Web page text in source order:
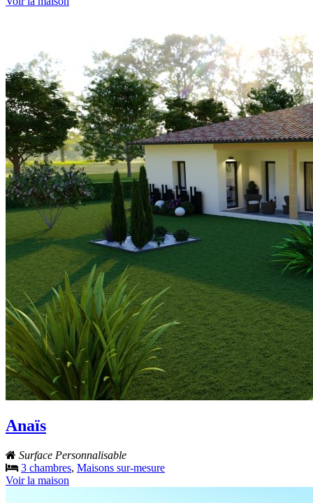
Anaïs
Surface Personnalisable
3 chambres, Maisons sur-mesure
Voir la maison